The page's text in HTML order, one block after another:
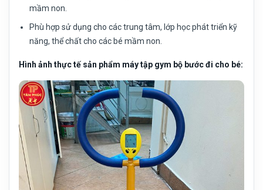
mầm non.
Phù hợp sử dụng cho các trung tâm, lớp học phát triển kỹ
năng, thể chất cho các bé mầm non.
Hình ảnh thực tế sản phẩm máy tập gym bộ bước đi cho bé: